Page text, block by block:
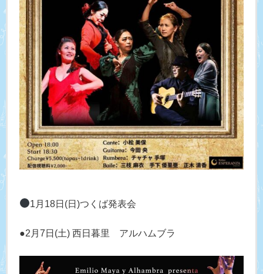
1月18日(日)つくば発表会
●2月7日(土) 西日暮里 アルハムブラ